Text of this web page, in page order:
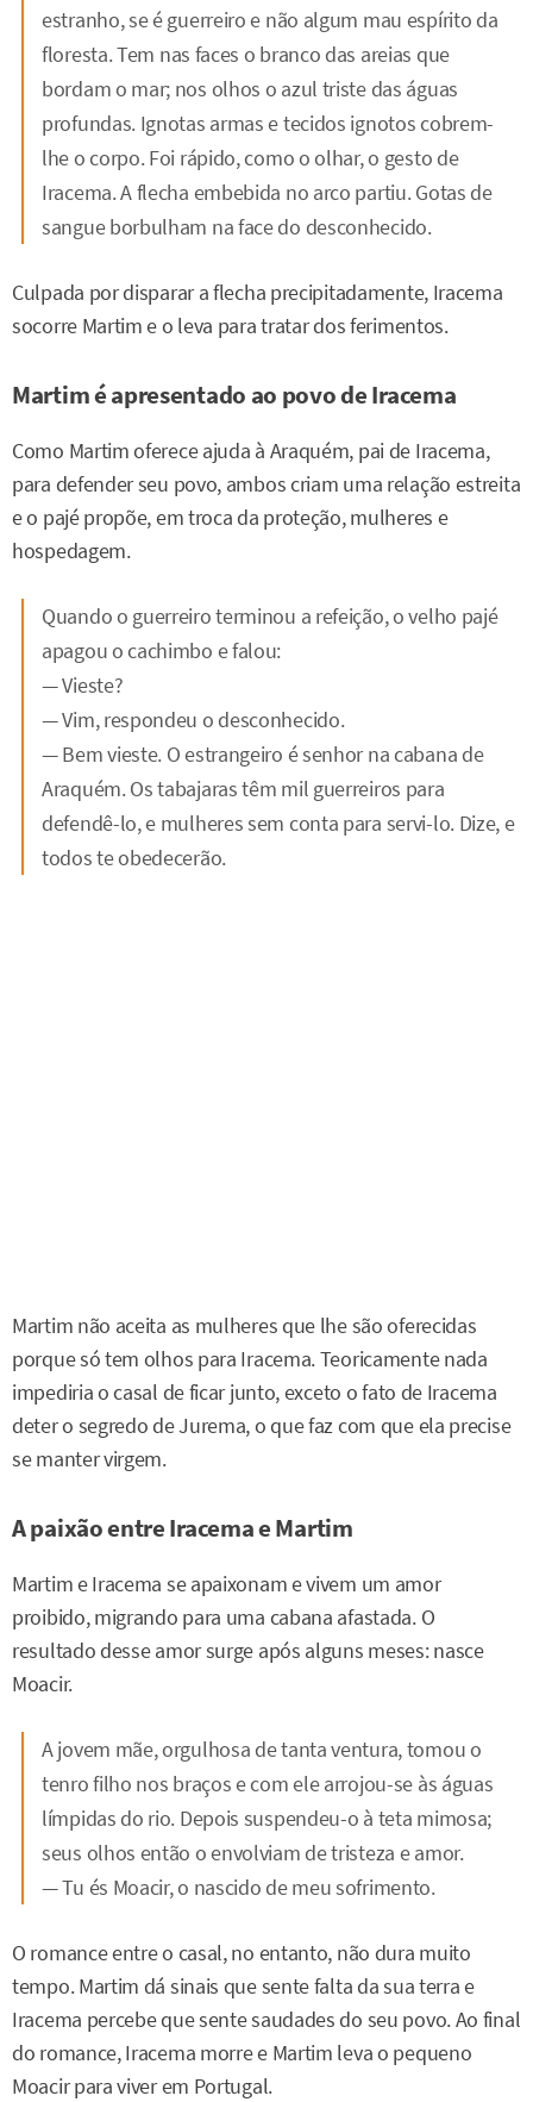
estranho, se é guerreiro e não algum mau espírito da
floresta. Tem nas faces o branco das areias que
bordam o mar; nos olhos o azul triste das águas
profundas. Ignotas armas e tecidos ignotos cobrem-
lhe o corpo. Foi rápido, como o olhar, o gesto de
Iracema. A flecha embebida no arco partiu. Gotas de
sangue borbulham na face do desconhecido.
Culpada por disparar a flecha precipitadamente, Iracema
socorre Martim e o leva para tratar dos ferimentos.
Martim é apresentado ao povo de Iracema
Como Martim oferece ajuda à Araquém, pai de Iracema,
para defender seu povo, ambos criam uma relação estreita
e o pajé propõe, em troca da proteção, mulheres e
hospedagem.
Quando o guerreiro terminou a refeição, o velho pajé
apagou o cachimbo e falou:
— Vieste?
— Vim, respondeu o desconhecido.
— Bem vieste. O estrangeiro é senhor na cabana de
Araquém. Os tabajaras têm mil guerreiros para
defendê-lo, e mulheres sem conta para servi-lo. Dize, e
todos te obedecerão.
Martim não aceita as mulheres que lhe são oferecidas
porque só tem olhos para Iracema. Teoricamente nada
impediria o casal de ficar junto, exceto o fato de Iracema
deter o segredo de Jurema, o que faz com que ela precise
se manter virgem.
A paixão entre Iracema e Martim
Martim e Iracema se apaixonam e vivem um amor
proibido, migrando para uma cabana afastada. O
resultado desse amor surge após alguns meses: nasce
Moacir.
A jovem mãe, orgulhosa de tanta ventura, tomou o
tenro filho nos braços e com ele arrojou-se às águas
límpidas do rio. Depois suspendeu-o à teta mimosa;
seus olhos então o envolviam de tristeza e amor.
— Tu és Moacir, o nascido de meu sofrimento.
O romance entre o casal, no entanto, não dura muito
tempo. Martim dá sinais que sente falta da sua terra e
Iracema percebe que sente saudades do seu povo. Ao final
do romance, Iracema morre e Martim leva o pequeno
Moacir para viver em Portugal.